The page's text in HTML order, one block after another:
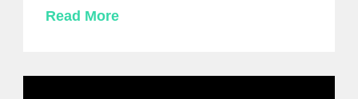
Read More